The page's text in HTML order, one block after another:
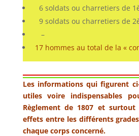
6 soldats ou charretiers de
9 soldats ou charretiers de
–
17 hommes au total de la «
Les informations qui figurent
utiles voire indispensables
Règlement de 1807 et
effets entre les différents
chaque corps concerné.